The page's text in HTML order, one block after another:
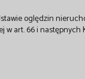
oględzin
w art. 66 i następnych